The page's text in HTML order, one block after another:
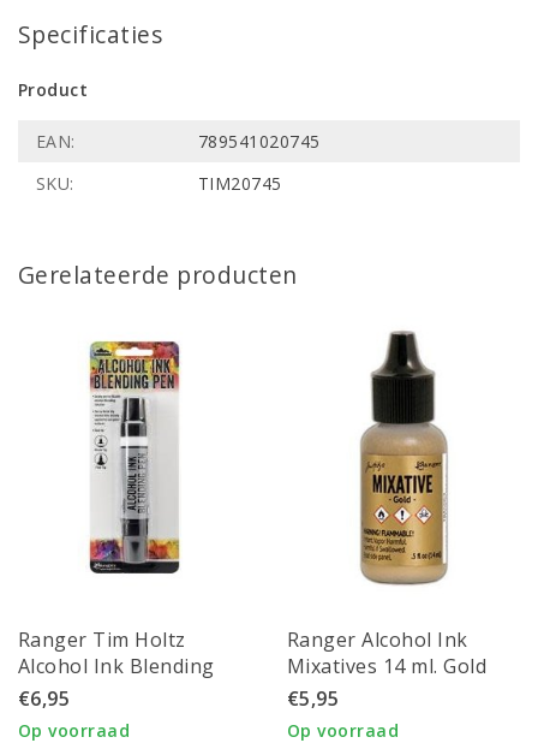
Specificaties
Product
EAN:
789541020745
SKU:
TIM20745
Gerelateerde producten
Ranger Tim Holtz
Alcohol Ink Blending
Pen
€6,95
Op voorraad
Ranger Alcohol Ink
Mixatives 14 ml. Gold
€5,95
Op voorraad